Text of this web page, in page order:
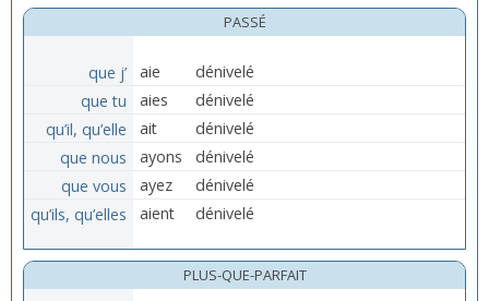
PASSÉ
que j’ aie
dénivelé
que tu
aies
dénivelé
qu’il, qu’elle
ait
dénivelé
que nous
ayons
dénivelé
que vous
ayez
dénivelé
qu’ils, qu’elles
aient dénivelé
PLUS-QUE-PARFAIT